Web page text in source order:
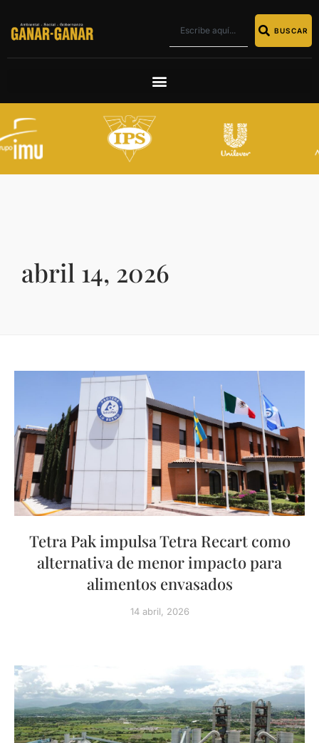
BUSCAR
abril 14, 2026
Tetra Pak impulsa Tetra Recart como
alternativa de menor impacto para
alimentos envasados
14 abril, 2026